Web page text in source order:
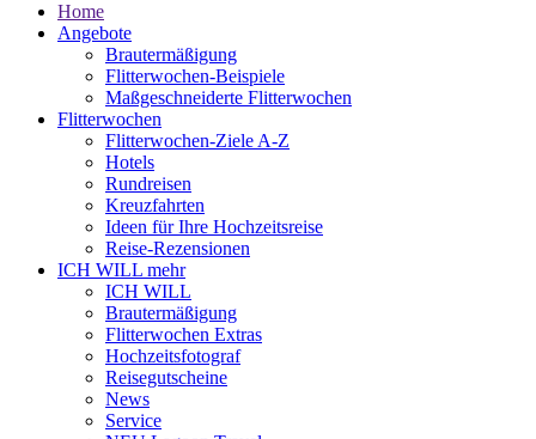
Home
Angebote
Brautermäßigung
Flitterwochen-Beispiele
Maßgeschneiderte Flitterwochen
Flitterwochen
Flitterwochen-Ziele A-Z
Hotels
Rundreisen
Kreuzfahrten
Ideen für Ihre Hochzeitsreise
Reise-Rezensionen
ICH WILL mehr
ICH WILL
Brautermäßigung
Flitterwochen Extras
Hochzeitsfotograf
Reisegutscheine
News
Service